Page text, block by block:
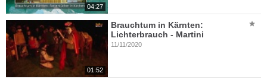
04:27
01:52
Brauchtum in Kärnten:
Lichterbrauch - Martini
11/11/2020